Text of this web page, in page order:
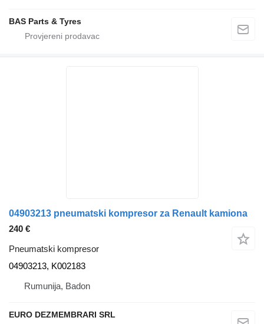
BAS Parts & Tyres
04903213 pneumatski kompresor za Renault kamiona
240 €
Pneumatski kompresor
04903213, K002183
Rumunija, Badon
EURO DEZMEMBRARI SRL